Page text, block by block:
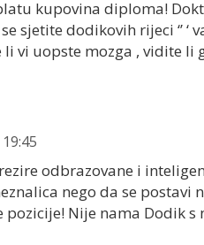
kupovina diploma!
sjetite dodikovih rijeci ‘’ ‘
vi uopste mozga , vidite li
odbrazovane i
nego da se postavi
pozicije! Nije nama Dodik s